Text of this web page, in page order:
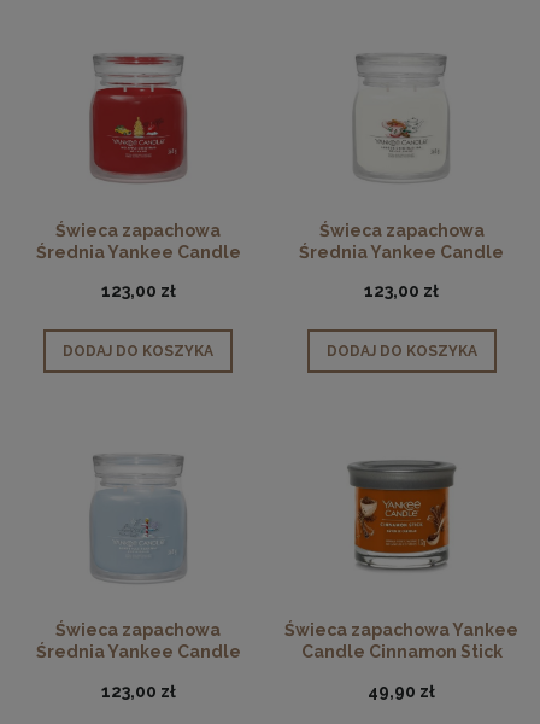
Świeca zapachowa
Średnia Yankee Candle
123,00 zł
DODAJ DO KOSZYKA
Świeca zapachowa
Średnia Yankee Candle
123,00 zł
DODAJ DO KOSZYKA
Świeca zapachowa
Średnia Yankee Candle
123,00 zł
Świeca zapachowa Yankee
Candle Cinnamon Stick
49,90 zł